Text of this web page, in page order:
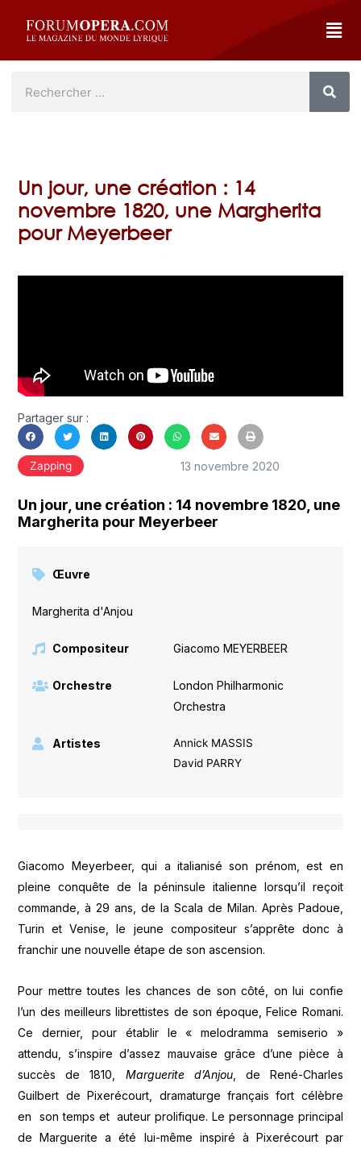
Un jour, une création : 14
novembre 1820, une Margherita
pour Meyerbeer
Partager sur :
Zapping 13 novembre 2020
Un jour, une création : 14 novembre 1820, une
Margherita pour Meyerbeer
Œuvre
Margherita d'Anjou
Compositeur Giacomo MEYERBEER
Orchestre
London Philharmonic
Orchestra
Artistes
Annick MASSIS
David PARRY
Giacomo Meyerbeer, qui a italianisé son prénom, est en
pleine conquête de la péninsule italienne lorsqu’il reçoit
commande, à 29 ans, de la Scala de Milan. Après Padoue,
Turin et Venise, le jeune compositeur s’apprête donc à
franchir une nouvelle étape de son ascension.
Pour mettre toutes les chances de son côté, on lui confie
l’un des meilleurs librettistes de son époque, Felice Romani.
Ce dernier, pour établir le « melodramma semiserio »
attendu, s’inspire d’assez mauvaise grâce d’une pièce à
succès de 1810, Marguerite d’Anjou, de René-Charles
Guilbert de Pixerécourt, dramaturge français fort célèbre
en son temps et auteur prolifique. Le personnage principal
de Marguerite a été lui-même inspiré à Pixerécourt par